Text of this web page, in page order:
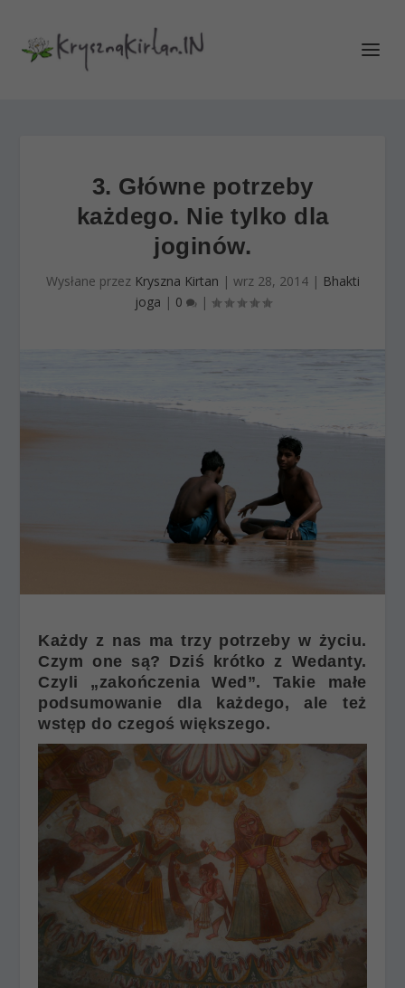
3. Główne potrzeby
każdego. Nie tylko dla
joginów.
Wysłane przez Kryszna Kirtan | wrz 28, 2014| Bhakti
joga | 0 |
Każdy z nas ma trzy potrzeby w życiu.
Czym one są? Dziś krótko z Wedanty.
Czyli „zakończenia Wed”. Takie małe
podsumowanie dla każdego, ale też
wstęp do czegoś większego.